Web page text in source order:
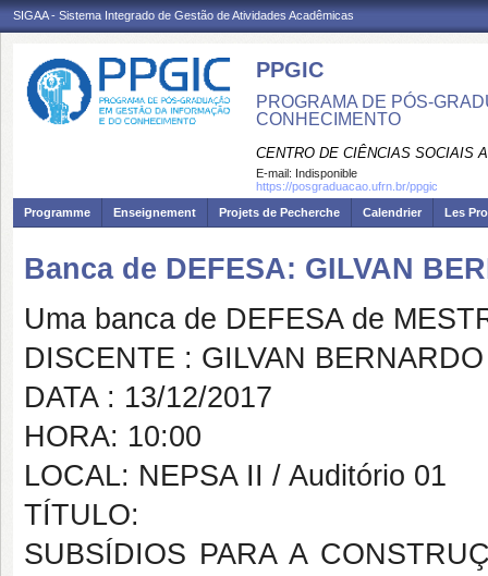
SIGAA - Sistema Integrado de Gestão de Atividades Acadêmicas
PPGIC
PROGRAMA DE PÓS-
CONHECIMENTO
CENTRO DE CIÊNCIAS SOCIAIS
E-mail: Indisponible
https://posgraduacao.ufrn.br/ppgic
Programme
Enseignement Projets de Pecherche Calendrier Les
Banca de DEFESA: GILVAN
Uma banca de DEFESA de
DISCENTE : GILVAN
DATA : 13/12/2017
HORA: 10:00
LOCAL: NEPSA II / Auditório 01
TÍTULO:
SUBSÍDIOS PARA A